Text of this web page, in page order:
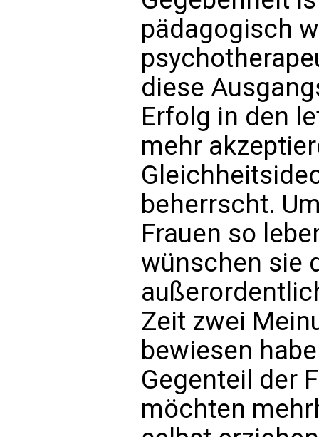
pädagogisch
diese
Erfolg in den
mehr
beherrscht.
Frauen so
wünschen sie
Zeit zwei
bewiesen
Gegenteil der
möchten